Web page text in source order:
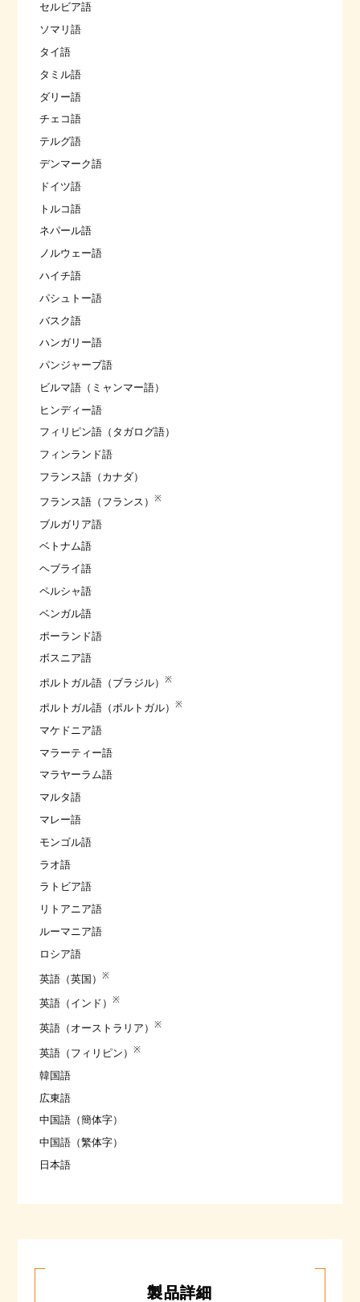
セルビア語
ソマリ語
タイ語
タミル語
ダリー語
チェコ語
テルグ語
デンマーク語
ドイツ語
トルコ語
ネパール語
ノルウェー語
ハイチ語
パシュトー語
バスク語
ハンガリー語
パンジャーブ語
ビルマ語（ミャンマー語）
ヒンディー語
フィリピン語（タガログ語）
フィンランド語
フランス語（カナダ）
フランス語（フランス） ※
ブルガリア語
ベトナム語
ヘブライ語
ペルシャ語
ベンガル語
ポーランド語
ボスニア語
ポルトガル語（ブラジル） ※
ポルトガル語（ポルトガル） ※
マケドニア語
マラーティー語
マラヤーラム語
マルタ語
マレー語
モンゴル語
ラオ語
ラトビア語
リトアニア語
ルーマニア語
ロシア語
英語（英国） ※
英語（インド） ※
英語（オーストラリア） ※
英語（フィリピン） ※
韓国語
広東語
中国語（簡体字）
中国語（繁体字）
日本語
製品詳細